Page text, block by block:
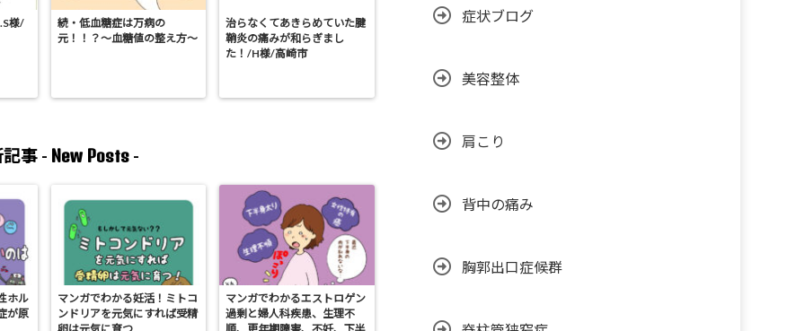
様/
続・低血糖症は万病の
元！！？〜血糖値の整え方〜
治らなくてあきらめていた腱
鞘炎の痛みが和らぎまし
た！/H様/高崎市
事 - New Posts -
ホル
が原
マンガでわかる妊活！ミトコ
ンドリアを元気にすれば受精
マンガでわかるエストロゲン
過剰と婦人科疾患、生理不
症状ブログ
美容整体
肩こり
背中の痛み
胸郭出口症候群